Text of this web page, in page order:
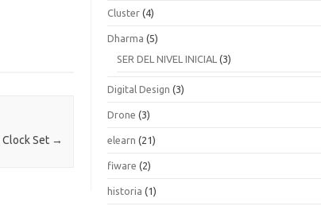
Clock Set →
Cluster (4)
Dharma (5)
SER DEL NIVEL INICIAL (3)
Digital Design (3)
Drone (3)
elearn (21)
fiware (2)
historia (1)